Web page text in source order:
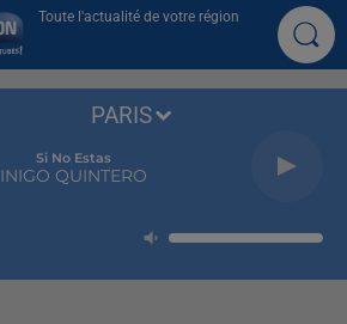
Toute l'actualité de votre région
Si No Estas
INIGO QUINTERO
PARIS